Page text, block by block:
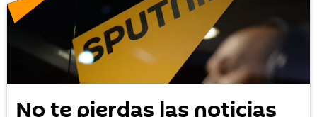
No te pierdas las noticias